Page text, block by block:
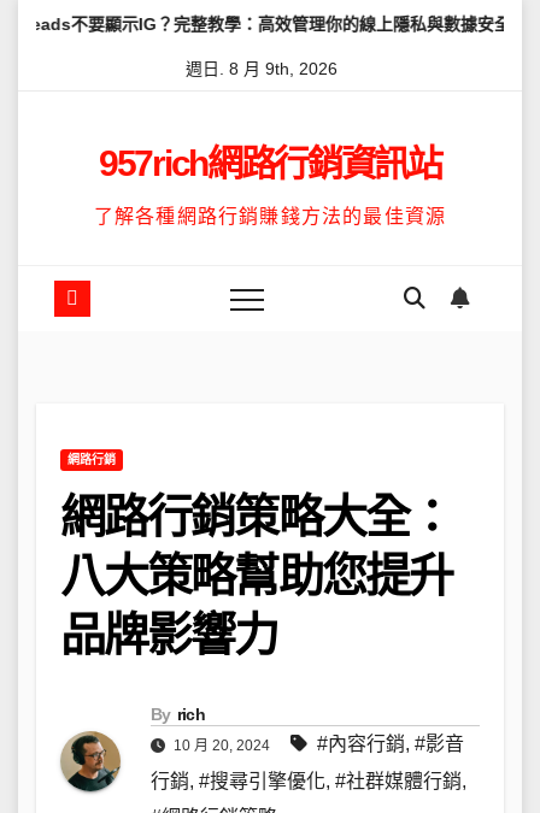
IG？完整教學：高效管理你的線上隱私與數據安全 怎麼讓
週日. 8 月 9th, 2026
957rich網路行銷資訊站
了解各種網路行銷賺錢方法的最佳資源
網路行銷
網路行銷策略大全：
八大策略幫助您提升
品牌影響力
By rich
10 月 20, 2024 #內容行銷, #影音
行銷, #搜尋引擎優化, #社群媒體行銷,